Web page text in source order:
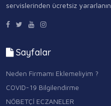
servislerinden ücretsiz yararlanın.
Sayfalar
Neden Firmamı Eklemeliyim ?
COVID-19 Bilgilendirme
NÖBETÇİ ECZANELER